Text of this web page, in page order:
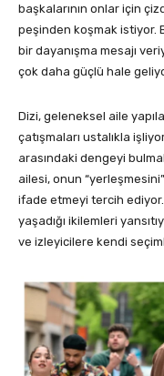
başkalarının onlar için
peşinden koşmak istiyor.
bir dayanışma mesajı
çok daha güçlü hale
Dizi, geleneksel aile
çatışmaları ustalıkla
arasındaki dengeyi
ailesi, onun
ifade etmeyi tercih ediyor.
yaşadığı ikilemleri
ve izleyicilere kendi